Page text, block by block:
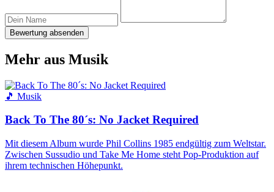
Bewertung absenden
Mehr aus Musik
🎵 Musik
Back To The 80´s: No Jacket Required
Mit diesem Album wurde Phil Collins 1985 endgültig zum Weltstar.
Zwischen Sussudio und Take Me Home steht Pop-Produktion auf
ihrem technischen Höhepunkt.